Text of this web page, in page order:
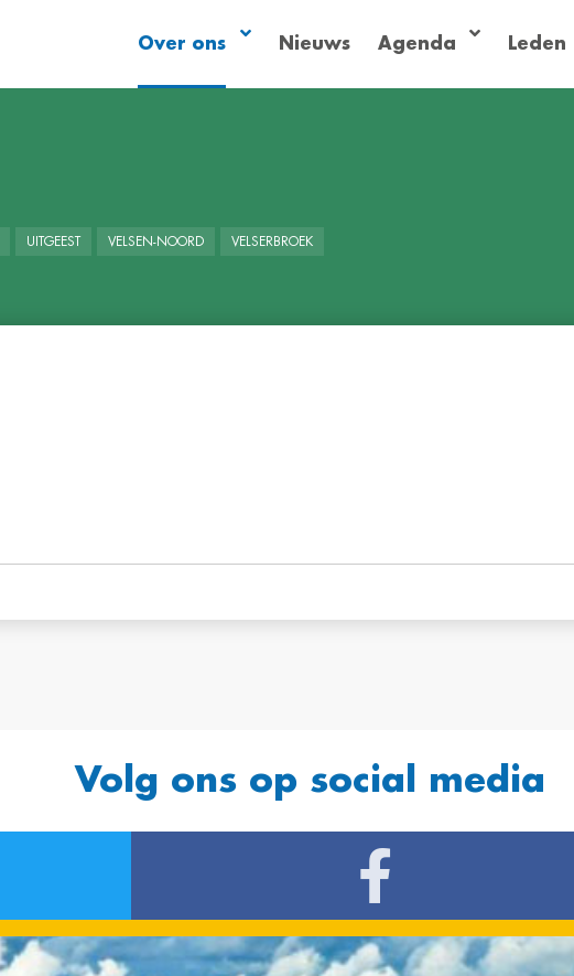
Over ons Nieuws Agenda Leden
UITGEEST VELSEN-NOORD VELSERBROEK
Volg ons op social media